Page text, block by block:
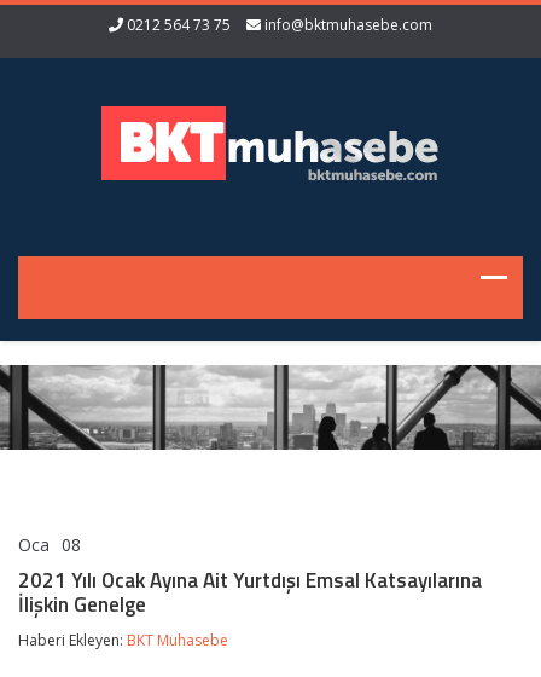
0212 564 73 75 info@bktmuhasebe.com
Oca 08
Ocak
Ayına
Yurtdışı
2021 Yılı Ocak Ayına Ait Yurtdışı Emsal Katsayılarına
İlişkin Genelge
Haberi Ekleyen: BKT Muhasebe